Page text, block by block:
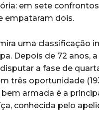
em sete
empataram dois.
uma classificação
Depois de 72 anos,
a fase de
três oportunidade
bem armada é a
conhecida pelo